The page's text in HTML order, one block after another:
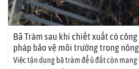
Bã Tràm sau khi chiết xuất có
pháp bảo vệ môi trường trong
Việc tận dụng bã tràm để ủ đất còn